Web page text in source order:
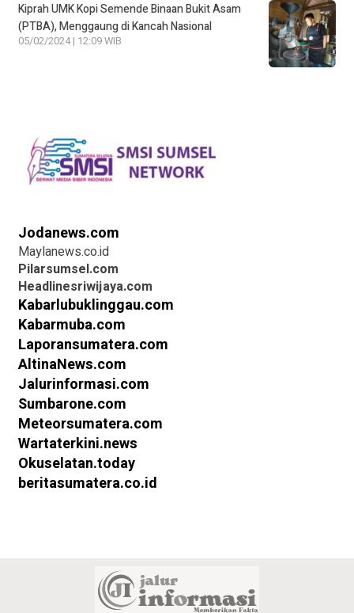
Kiprah UMK Kopi Semende Binaan Bukit Asam
(PTBA), Menggaung di Kancah Nasional
05/02/2024 | 12:09 WIB
Jodanews.com
Maylanews.co.id
Pilarsumsel.com
Headlinesriwijaya.com
Kabarlubuklinggau.com
Kabarmuba.com
Laporansumatera.com
AltinaNews.com
Jalurinformasi.com
Sumbarone.com
Meteorsumatera.com
Wartaterkini.news
Okuselatan.today
beritasumatera.co.id